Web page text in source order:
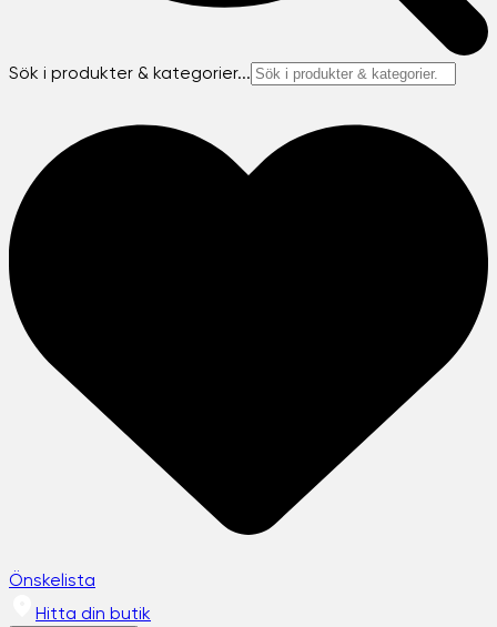
Sök i produkter & kategorier...
Önskelista
Hitta din butik